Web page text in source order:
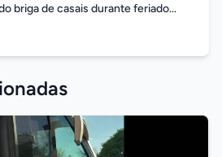
briga de casais durante feriado